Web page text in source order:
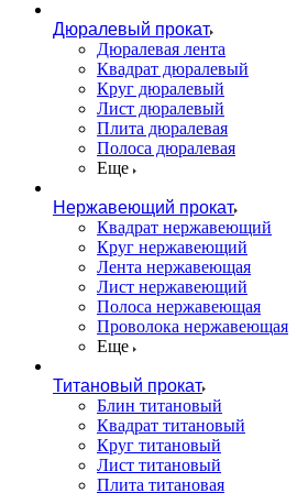
Дюралевый прокат
Дюралевая лента
Квадрат дюралевый
Круг дюралевый
Лист дюралевый
Плита дюралевая
Полоса дюралевая
Еще
Нержавеющий прокат
Квадрат нержавеющий
Круг нержавеющий
Лента нержавеющая
Лист нержавеющий
Полоса нержавеющая
Проволока нержавеющая
Еще
Титановый прокат
Блин титановый
Квадрат титановый
Круг титановый
Лист титановый
Плита титановая